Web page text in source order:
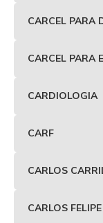
CARCEL PARA
CARCEL PARA
CARDIOLOGIA
CARF
CARLOS
CARLOS